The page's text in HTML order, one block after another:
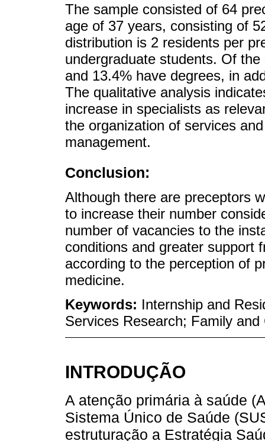
The sample consisted of 64
age of 37 years, consisting of
distribution is 2 residents per
undergraduate students. Of
and 13.4% have degrees, in
The qualitative analysis
increase in specialists as
the organization of services
management.
Conclusion:
Although there are preceptors
to increase their number
number of vacancies to the
conditions and greater support
according to the perception of
medicine.
Keywords: Internship and
Services Research; Family
INTRODUÇÃO
A atenção primária à saúde
Sistema Único de Saúde
estruturação a Estratégia